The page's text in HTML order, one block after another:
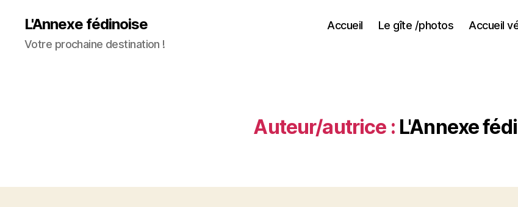
L'Annexe fédinoise
Votre prochaine destination !
Accueil Le gîte /photos Accueil
Auteur/autrice : L'Annexe